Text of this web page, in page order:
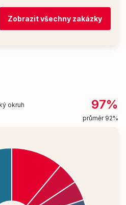
Zobrazit všechny zakázky
okruh
97%
průměr 92%